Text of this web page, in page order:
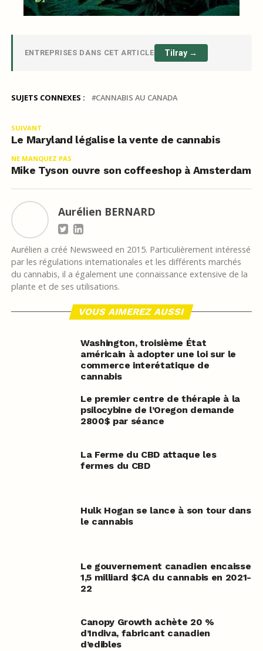
ENTREPRISES DANS CET ARTICLE Tilray →
SUJETS CONNEXES : CANNABIS AU CANADA
SUIVANT
Le Maryland légalise la vente de cannabis
NE MANQUEZ PAS
Mike Tyson ouvre son coffeeshop à Amsterdam
Aurélien BERNARD
Aurélien a créé Newsweed en 2015. Particulièrement intéressé
par les régulations internationales et les différents marchés
du cannabis, il a également une connaissance extensive de la
plante et de ses utilisations.
VOUS AIMEREZ AUSSI
Washington, troisième État
américain à adopter une loi sur le
commerce interétatique de
cannabis
Le premier centre de thérapie à la
psilocybine de l’Oregon demande
2800$ par séance
La Ferme du CBD attaque les
fermes du CBD
Hulk Hogan se lance à son tour dans
le cannabis
Le gouvernement canadien encaisse
1,5 milliard $CA du cannabis en 2021-
22
Canopy Growth achète 20 %
d’Indiva, fabricant canadien
d’edibles